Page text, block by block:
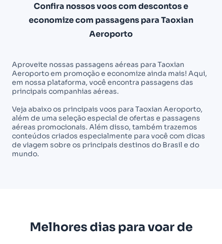
Confira nossos voos com descontos e
economize com passagens para Taoxian
Aeroporto
Aproveite nossas passagens aéreas para Taoxian
Aeroporto em promoção e economize ainda mais! Aqui,
em nossa plataforma, você encontra passagens das
principais companhias aéreas.
Veja abaixo os principais voos para Taoxian Aeroporto,
além de uma seleção especial de ofertas e passagens
aéreas promocionais. Além disso, também trazemos
conteúdos criados especialmente para você com dicas
de viagem sobre os principais destinos do Brasil e do
mundo.
Melhores dias para voar de